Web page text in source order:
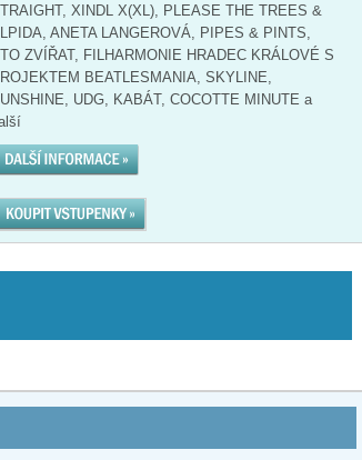
XINDL X(XL), PLEASE THE TREES &
ANETA LANGEROVÁ, PIPES & PINTS,
ZVÍŘAT, FILHARMONIE HRADEC KRÁLOVÉ S
BEATLESMANIA, SKYLINE,
UDG, KABÁT, COCOTTE MINUTE a